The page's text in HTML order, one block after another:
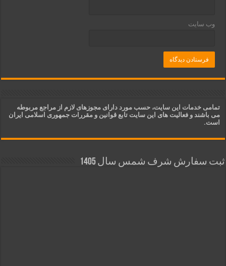
وب‌ سایت
تمامی خدمات این سایت، حسب مورد دارای مجوزهای لازم از مراجع مربوطه
می باشند و فعالیت های این سایت تابع قوانین و مقررات جمهوری اسلامی ایران
است.
ثبت سفارش شرف شمس سال 1405